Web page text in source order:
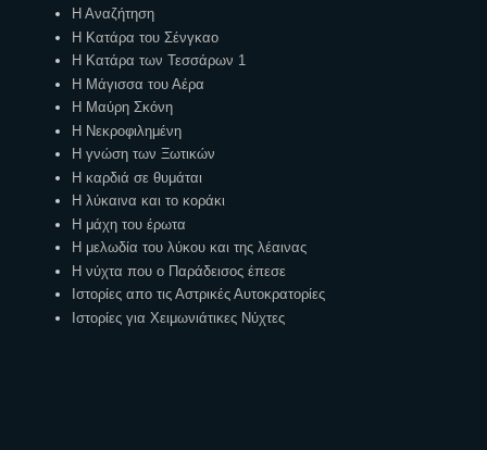
Η Αναζήτηση
Η Κατάρα του Σένγκαο
Η Κατάρα των Τεσσάρων 1
Η Μάγισσα του Αέρα
Η Μαύρη Σκόνη
Η Νεκροφιλημένη
Η γνώση των Ξωτικών
Η καρδιά σε θυμάται
Η λύκαινα και το κοράκι
Η μάχη του έρωτα
Η μελωδία του λύκου και της λέαινας
Η νύχτα που ο Παράδεισος έπεσε
Ιστορίες απο τις Αστρικές Αυτοκρατορίες
Ιστορίες για Χειμωνιάτικες Νύχτες